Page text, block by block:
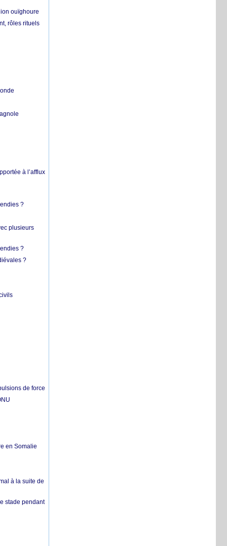
ouïghoure
rôles rituels
à l’afflux
?
plusieurs
?
?
de force
en Somalie
à la suite de
stade pendant